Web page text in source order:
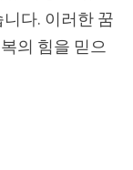
다. 이러한 꿈
의 힘을 믿으